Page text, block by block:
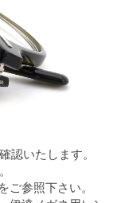
認いたします。
をご参照下さい。